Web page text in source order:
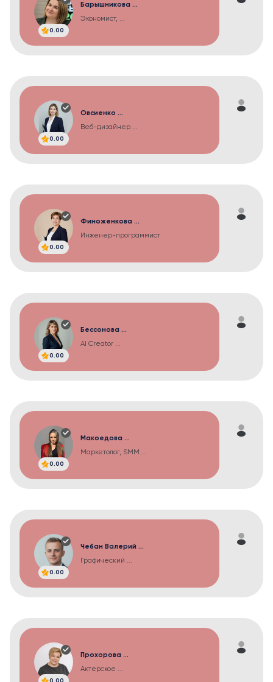
0.00
Барышникова ...
Экономист, ...
0.00
Овсиенко ...
Веб-дизайнер ...
0.00
Финоженкова ...
Инженер-программист
0.00
Бессонова ...
AI Creator ...
0.00
Макоедова ...
Маркетолог, SMM ...
0.00
Чебан Валерий ...
Графический ...
0.00
Прохорова ...
Актерское ...